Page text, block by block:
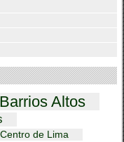
Barrios Altos
Centro de Lima